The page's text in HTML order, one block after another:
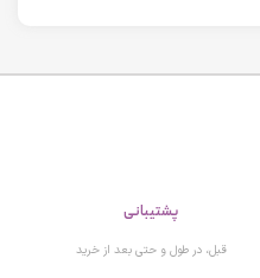
پشتیبانی
قبل، در طول و حتی بعد از خرید